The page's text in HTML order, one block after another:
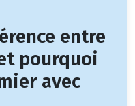
entre
pourquoi
avec